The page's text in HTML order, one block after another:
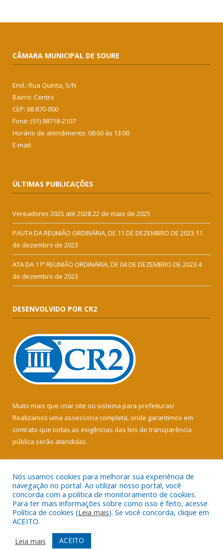
CÂMARA MUNICIPAL DE SOURE
End.: Rua Quinta, S/N
Bairro: Centro
CEP: 68.870-000
Fone: (91) 98718-2107
Horário de atendimento: 08:00 às 13:00
E-mail:
ÚLTIMAS PUBLICAÇÕES
Vereadores 2025 até 202822 de maio de 2025
PAUTA DA REUNIÃO ORDINÁRIA, DE 11 DE DEZEMBRO DE 2023 11
de dezembro de 2023
ATA DA 11ª REUNIÃO ORDINÁRIA, DE 04 DE DEZEMBRO DE 2023 4
de dezembro de 2023
DESENVOLVIDO POR CR2
Muito mais que criar site ou sistema para prefeituras!
Realizamos uma assessoria completa, onde garantimos em
contrato que todas as exigências das leis de transparência
pública serão atendidas.
Todos os direitos reservados a Câmara Municipal de Soure.
Mapa do Site
Acessar Área Administrativa
Nós usamos cookies para melhorar sua experiência de
navegação no portal. Ao utilizar nosso portal, você
concorda com a política de monitoramento de cookies.
Para ter mais informações sobre como isso é feito, acesse
Política de cookies (Leia mais). Se você concorda, clique em
ACEITO.
Leia mais
ACEITO